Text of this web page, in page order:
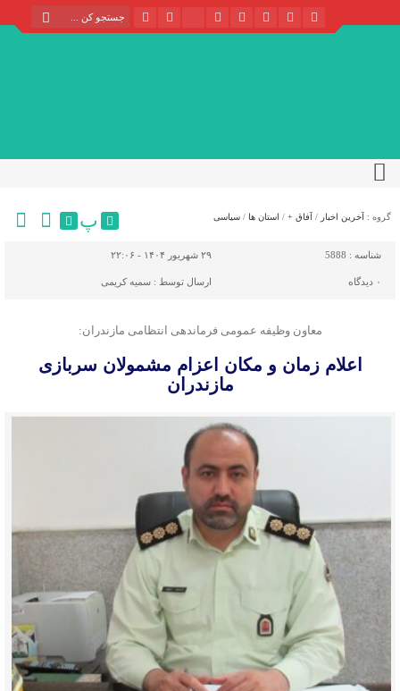
گروه : آخرین اخبار / آفاق + / استان ها / سیاسی پ
شناسه : 5888 ۲۹ شهریور ۱۴۰۴ - ۲۲:۰۶
۰ دیدگاه ارسال توسط :سمیه کریمی
معاون وظیفه عمومی فرماندهی انتظامی مازندران:
اعلام زمان و مکان اعزام مشمولان سربازی
مازندران